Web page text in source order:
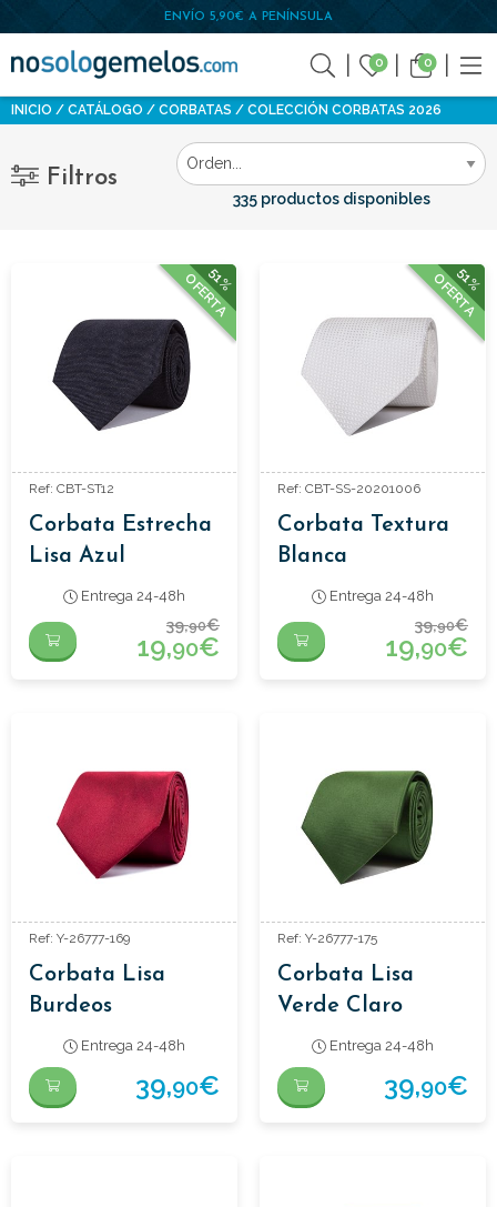
ENVÍO 5,90€ A PENÍNSULA
0 0
INICIO CATÁLOGO CORBATAS COLECCIÓN CORBATAS 2026
Filtros
335 productos disponibles
51%
OFERTA
Ref: CBT-ST12
Corbata Estrecha
Lisa Azul
Entrega 24-48h
39,90€
19,90€
51%
OFERTA
Ref: CBT-SS-20201006
Corbata Textura
Blanca
Entrega 24-48h
39,90€
19,90€
Ref: Y-26777-169
Corbata Lisa
Burdeos
Entrega 24-48h
39,90€
Ref: Y-26777-175
Corbata Lisa
Verde Claro
Entrega 24-48h
39,90€